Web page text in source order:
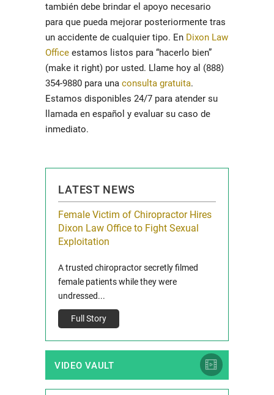
también debe brindar el apoyo necesario
para que pueda mejorar posteriormente tras
un accidente de cualquier tipo. En Dixon Law
Office estamos listos para “hacerlo bien”
(make it right) por usted. Llame hoy al (888)
354-9880 para una consulta gratuita.
Estamos disponibles 24/7 para atender su
llamada en español y evaluar su caso de
inmediato.
LATEST NEWS
Female Victim of Chiropractor Hires
Dixon Law Office to Fight Sexual
Exploitation
A trusted chiropractor secretly filmed
female patients while they were
undressed...
Full Story
VIDEO VAULT